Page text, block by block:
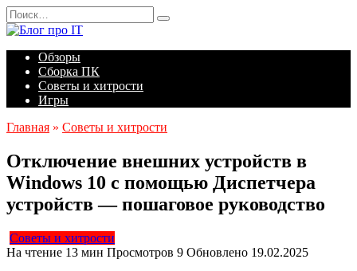
Перейти
к
содержанию
Search
for:
Обзоры
Сборка ПК
Советы и хитрости
Игры
Главная » Советы и хитрости
Отключение внешних устройств в
Windows 10 с помощью Диспетчера
устройств — пошаговое руководство
Советы и хитрости
На чтение 13 мин Просмотров 9 Обновлено 19.02.2025